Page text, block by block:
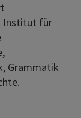
Institut für
Grammatik